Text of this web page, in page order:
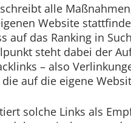
alle
Website
auf das Ranking in
steht dabei der
– also
auf die eigene
solche Links als